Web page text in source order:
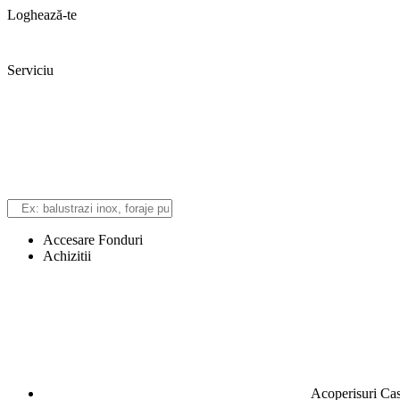
Loghează-te
Serviciu
Accesare Fonduri
Achizitii
Acoperisuri